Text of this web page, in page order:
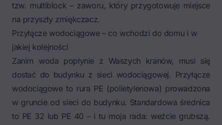
tzw. multiblock – zaworu, który przygotowuje miejsce
na przyszły zmiękczacz.
Przyłącze wodociągowe – co wchodzi do domu i w
jakiej kolejności
Zanim woda popłynie z Waszych kranów, musi się
dostać do budynku z sieci wodociągowej. Przyłącze
wodociągowe to rura PE (polietylenowa) prowadzona
w gruncie od sieci do budynku. Standardowa średnica
to PE 32 lub PE 40 – i tu moja rada: weźcie grubszą.